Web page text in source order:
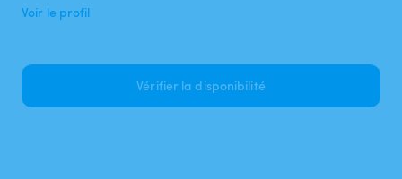
Voir le profil
Vérifier la disponibilité